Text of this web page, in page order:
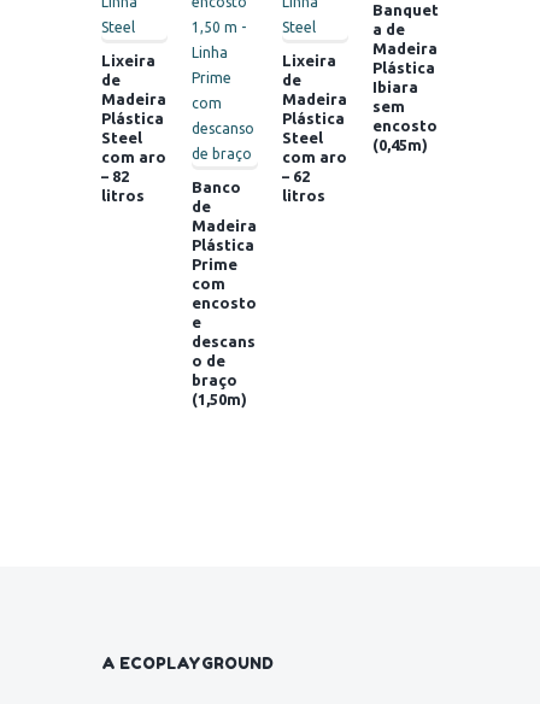
Lixeira
de
Madeira
Plástica
Steel
com aro
– 82
litros
Banco
de
Madeira
Plástica
Prime
com
encosto
e
descans
o de
braço
(1,50m)
Lixeira
de
Madeira
Plástica
Steel
com aro
– 62
litros
Banquet
a de
Madeira
Plástica
Ibiara
sem
encosto
(0,45m)
A ECOPLAYGROUND